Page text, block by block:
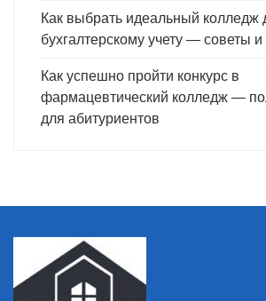
Как выбрать идеальный колледж
бухгалтерскому учету — советы
Как успешно пройти конкурс в
фармацевтический колледж —
для абитуриентов